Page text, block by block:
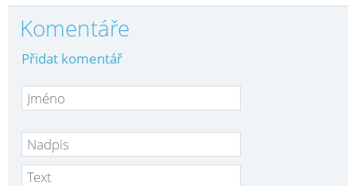
Komentáře
Přidat komentář